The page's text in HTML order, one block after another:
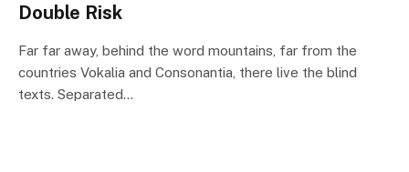
Double Risk
Far far away, behind the word mountains, far from the
countries Vokalia and Consonantia, there live the blind
texts. Separated…